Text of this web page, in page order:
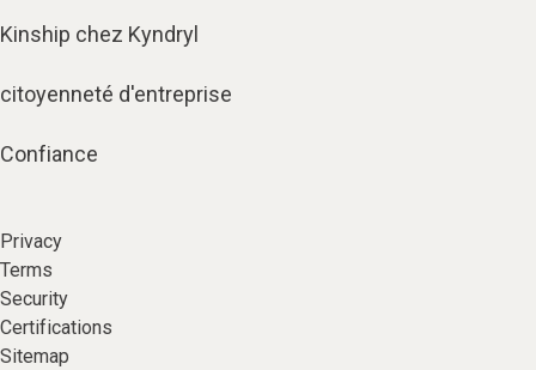
Kinship chez Kyndryl
citoyenneté d'entreprise
Confiance
Privacy
Terms
Security
Certifications
Sitemap